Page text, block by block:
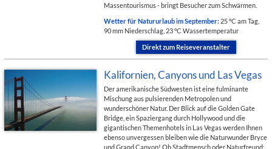
Massentourismus - bringt Besucher zum Schwärmen.
Wetter für Natururlaub im September: 25 °C am Tag,
90 mm Niederschlag, 23 °C Wassertemperatur
Direkt zum Reiseveranstalter
Kalifornien, Canyons und Las Vegas
Der amerikanische Südwesten ist eine fulminante
Mischung aus pulsierenden Metropolen und
wunderschöner Natur. Der Blick auf die Golden Gate
Bridge, ein Spaziergang durch Hollywood und die
gigantischen Themenhotels in Las Vegas werden Ihnen
ebenso unvergessen bleiben wie die Naturwunder Bryce
und Grand Canyon! Ob Stadtmensch oder Naturfreund: